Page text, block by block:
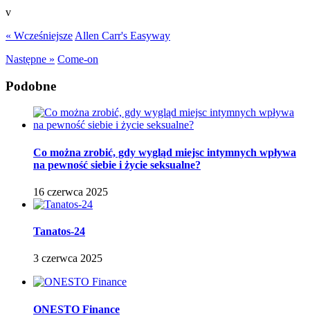
v
« Wcześniejsze Allen Carr's Easyway
Następne » Come-on
Podobne
Co można zrobić, gdy wygląd miejsc intymnych wpływa
na pewność siebie i życie seksualne?
16 czerwca 2025
Tanatos-24
3 czerwca 2025
ONESTO Finance